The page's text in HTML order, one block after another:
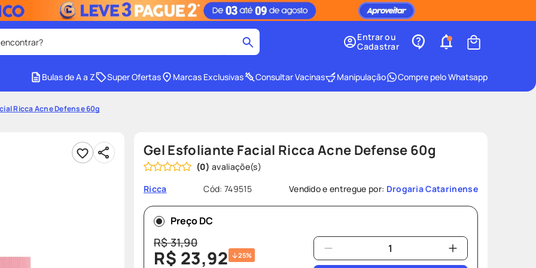
facial 4
8º protetor solar
teste gravidez
Entrar ou
Cadastrar
Bulas de A a Z Super Ofertas Marcas Exclusivas Consultar Vacinas Manipulação Compre pelo Whatsapp
Ricca Acne Defense 60g
Gel Esfoliante Facial Ricca Acne Defense 60g
(0)
Ricca
Cód:749515 Vendido e entregue por: Drogaria Catarinense
Preço DC
R$31,90
R$ 23,92 25%